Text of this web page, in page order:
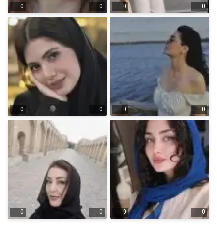
0 0 0 0
0 0 0 0
0 0 0 0